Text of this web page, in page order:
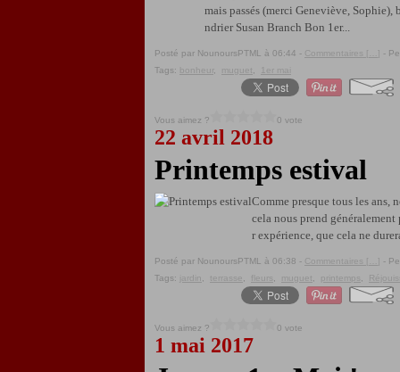
mais passés (merci Geneviève,
ndrier Susan Branch Bon 1er...
Posté par NounoursPTML à 06:44 - Commentaires [ ] -
Tags:
bonheur muguet 1er mai
Vous aimez ? 0 vote
22 avril 2018
Printemps estival
Comme presque tous les ans,
cela nous prend
r expérience, que cela ne
Posté par NounoursPTML à 06:38 - Commentaires [ ] -
Tags:
jardin terrasse fleurs muguet printemps
Vous aimez ? 0 vote
1 mai 2017